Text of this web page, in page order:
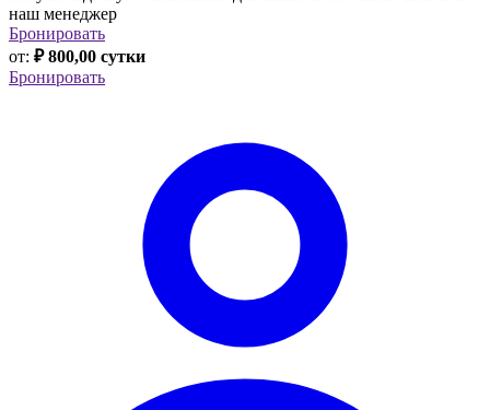
наш менеджер
Бронировать
от: ₽ 800,00 сутки
Бронировать